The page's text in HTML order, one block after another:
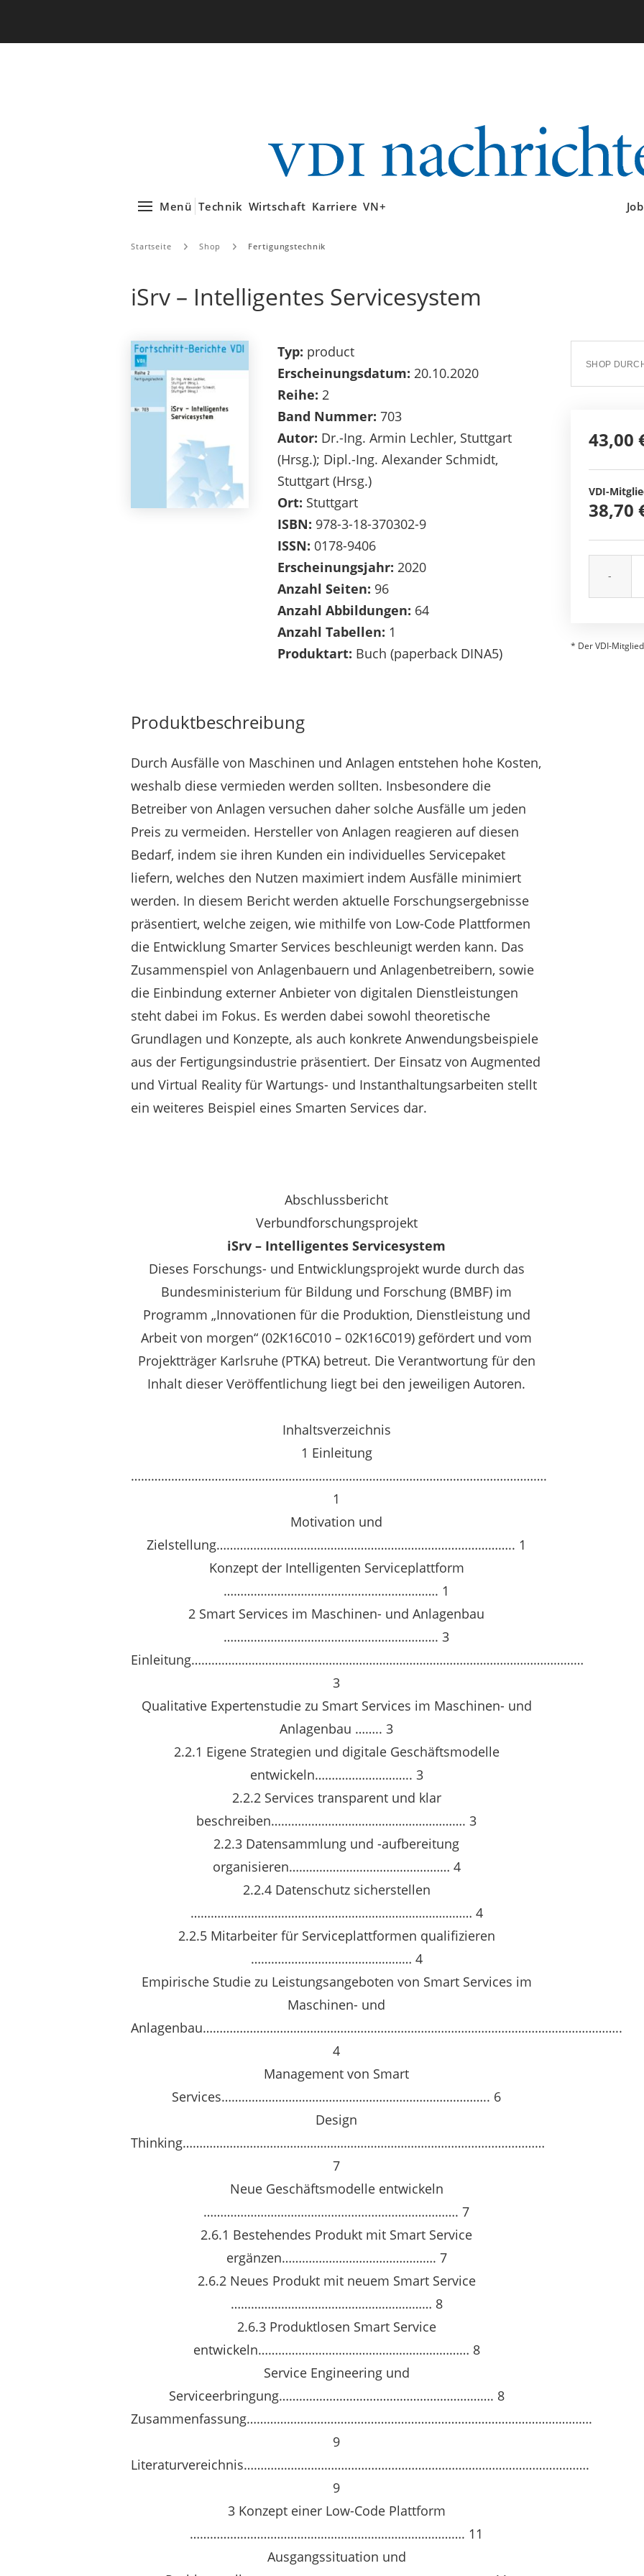
Menü Technik Wirtschaft Karriere VN+
Startseite Shop Fertigungstechnik
iSrv – Intelligentes Servicesystem
Typ: product
Erscheinungsdatum: 20.10.2020
Reihe: 2
Band Nummer: 703
Autor: Dr.-Ing. Armin Lechler, Stuttgart
(Hrsg.); Dipl.-Ing. Alexander Schmidt,
Stuttgart (Hrsg.)
Ort: Stuttgart
ISBN: 978-3-18-370302-9
ISSN: 0178-9406
Erscheinungsjahr: 2020
Anzahl Seiten: 96
Anzahl Abbildungen: 64
Anzahl Tabellen: 1
Produktart: Buch (paperback DINA5)
Produktbeschreibung
Durch Ausfälle von Maschinen und Anlagen entstehen hohe Kosten,
weshalb diese vermieden werden sollten. Insbesondere die
Betreiber von Anlagen versuchen daher solche Ausfälle um jeden
Preis zu vermeiden. Hersteller von Anlagen reagieren auf diesen
Bedarf, indem sie ihren Kunden ein individuelles Servicepaket
liefern, welches den Nutzen maximiert indem Ausfälle minimiert
werden. In diesem Bericht werden aktuelle Forschungsergebnisse
präsentiert, welche zeigen, wie mithilfe von Low-Code Plattformen
die Entwicklung Smarter Services beschleunigt werden kann. Das
Zusammenspiel von Anlagenbauern und Anlagenbetreibern, sowie
die Einbindung externer Anbieter von digitalen Dienstleistungen
steht dabei im Fokus. Es werden dabei sowohl theoretische
Grundlagen und Konzepte, als auch konkrete Anwendungsbeispiele
aus der Fertigungsindustrie präsentiert. Der Einsatz von Augmented
und Virtual Reality für Wartungs- und Instanthaltungsarbeiten stellt
ein weiteres Beispiel eines Smarten Services dar.
Abschlussbericht
Verbundforschungsprojekt
iSrv – Intelligentes Servicesystem
Dieses Forschungs- und Entwicklungsprojekt wurde durch das
Bundesministerium für Bildung und Forschung (BMBF) im
Programm „Innovationen für die Produktion, Dienstleistung und
Arbeit von morgen“ (02K16C010 – 02K16C019) gefördert und vom
Projektträger Karlsruhe (PTKA) betreut. Die Verantwortung für den
Inhalt dieser Veröffentlichung liegt bei den jeweiligen Autoren.
Inhaltsverzeichnis
1 Einleitung
…………………………………………………………………………………………………………….
1
Motivation und
Zielstellung…………………………………………………………………………….. 1
Konzept der Intelligenten Serviceplattform
………………………………………………………. 1
2 Smart Services im Maschinen- und Anlagenbau
………………………………………………………. 3
Einleitung………………………………………………………………………………………………………
3
Qualitative Expertenstudie zu Smart Services im Maschinen- und
Anlagenbau …….. 3
2.2.1 Eigene Strategien und digitale Geschäftsmodelle
entwickeln……………………….. 3
2.2.2 Services transparent und klar
beschreiben…………………………………………………. 3
2.2.3 Datensammlung und -aufbereitung
organisieren………………………………………… 4
2.2.4 Datenschutz sicherstellen
………………………………………………………………………… 4
2.2.5 Mitarbeiter für Serviceplattformen qualifizieren
………………………………………… 4
Empirische Studie zu Leistungsangeboten von Smart Services im
Maschinen- und
Anlagenbau……………………………………………………………………………………………………………..
4
Management von Smart
Services…………………………………………………………………….. 6
Design
Thinking………………………………………………………………………………………………
7
Neue Geschäftsmodelle entwickeln
…………………………………………………………………. 7
2.6.1 Bestehendes Produkt mit Smart Service
ergänzen………………………………………. 7
2.6.2 Neues Produkt mit neuem Smart Service
…………………………………………………… 8
2.6.3 Produktlosen Smart Service
entwickeln……………………………………………………… 8
Service Engineering und
Serviceerbringung………………………………………………………. 8
Zusammenfassung………………………………………………………………………………………….
9
Literaturvereichnis………………………………………………………………………………………….
9
3 Konzept einer Low-Code Plattform
………………………………………………………………………. 11
Ausgangssituation und
43,00
VDI-
38,70
-
* Der VDI-